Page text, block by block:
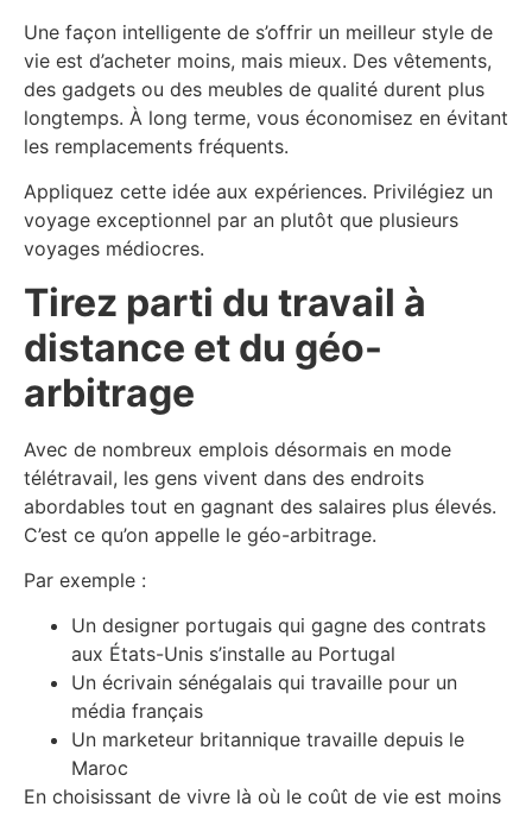
Une façon intelligente de s’offrir un meilleur style de
vie est d’acheter moins, mais mieux. Des vêtements,
des gadgets ou des meubles de qualité durent plus
longtemps. À long terme, vous économisez en évitant
les remplacements fréquents.
Appliquez cette idée aux expériences. Privilégiez un
voyage exceptionnel par an plutôt que plusieurs
voyages médiocres.
Tirez parti du travail à
distance et du géo-
arbitrage
Avec de nombreux emplois désormais en mode
télétravail, les gens vivent dans des endroits
abordables tout en gagnant des salaires plus élevés.
C’est ce qu’on appelle le géo-arbitrage.
Par exemple :
Un designer portugais qui gagne des contrats
aux États-Unis s’installe au Portugal
Un écrivain sénégalais qui travaille pour un
média français
Un marketeur britannique travaille depuis le
Maroc
En choisissant de vivre là où le coût de vie est moins